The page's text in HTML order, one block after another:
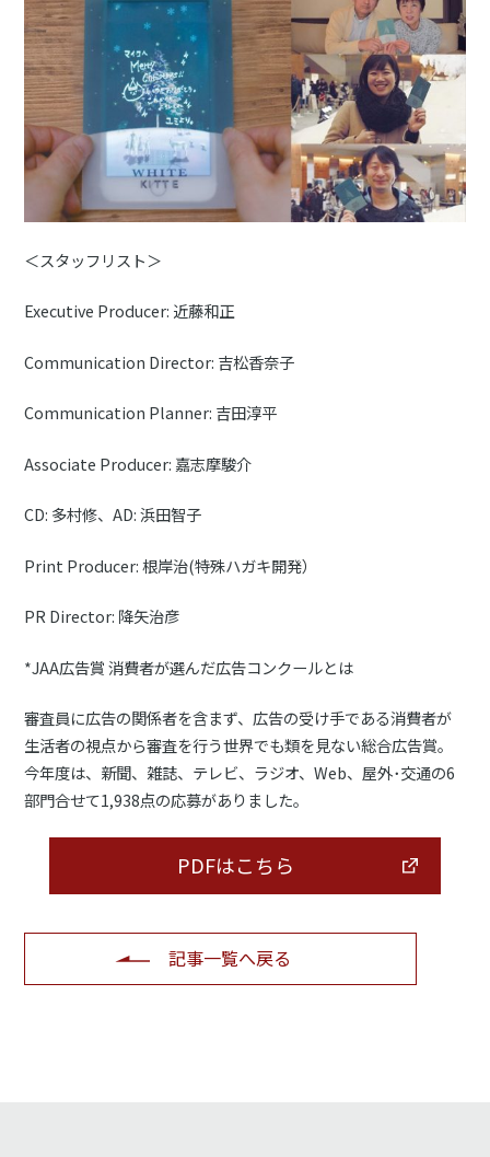
＜スタッフリスト＞
Executive Producer: 近藤和正
Communication Director: 吉松香奈子
Communication Planner: 吉田淳平
Associate Producer: 嘉志摩駿介
CD: 多村修、AD: 浜田智子
Print Producer: 根岸治(特殊ハガキ開発）
PR Director: 降矢治彦
*JAA広告賞 消費者が選んだ広告コンクールとは
審査員に広告の関係者を含まず、広告の受け手である消費者が
生活者の視点から審査を行う世界でも類を見ない総合広告賞。
今年度は、新聞、雑誌、テレビ、ラジオ、Web、屋外･交通の6
部門合せて1,938点の応募がありました。
PDFはこちら
記事一覧へ戻る